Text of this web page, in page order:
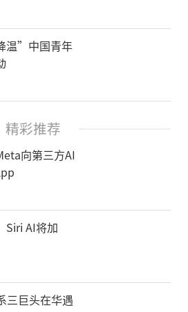
温”中国青年
精彩推荐
向第三方AI
Siri AI将加
三巨头在华遇